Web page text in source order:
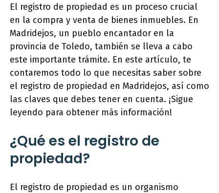
El registro de propiedad es un proceso crucial
en la compra y venta de bienes inmuebles. En
Madridejos, un pueblo encantador en la
provincia de Toledo, también se lleva a cabo
este importante trámite. En este artículo, te
contaremos todo lo que necesitas saber sobre
el registro de propiedad en Madridejos, así como
las claves que debes tener en cuenta. ¡Sigue
leyendo para obtener más información!
¿Qué es el registro de
propiedad?
El registro de propiedad es un organismo